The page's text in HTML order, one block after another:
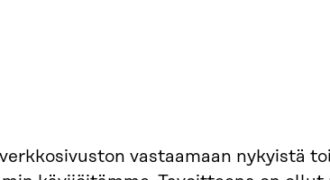
vastaamaan nykyistä